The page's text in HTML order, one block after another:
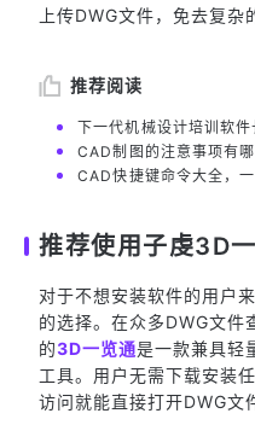
上传DWG文件，免去复杂
推荐阅读
下一代机械设计培训软件
CAD制图的注意事项有哪
CAD快捷键命令大全，一
推荐使用子虔3D
对于不想安装软件的用户
的选择。在众多DWG文
的3D一览通是一款兼具轻
工具。用户无需下载安装
访问就能直接打开DWG文